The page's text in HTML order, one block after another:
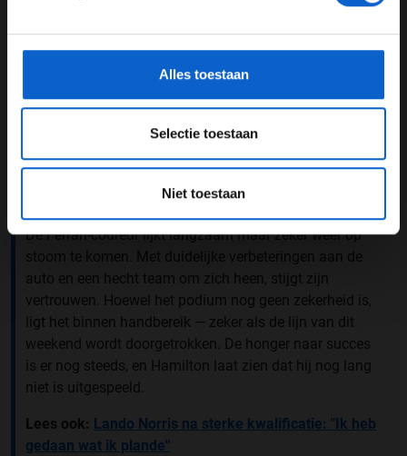
Alles toestaan
Selectie toestaan
Niet toestaan
Langzaam op stoom
De Ferrari-coureur lijkt langzaam maar zeker weer op
stoom te komen. Met duidelijke verbeteringen aan de
auto en een hecht team om zich heen, stijgt zijn
vertrouwen. Hoewel het podium nog geen zekerheid is,
ligt het binnen handbereik — zeker als de lijn van dit
weekend wordt doorgetrokken. De honger naar succes
is er nog steeds, en Hamilton laat zien dat hij nog lang
niet is uitgespeeld.
Lees ook: Lando Norris na sterke kwalificatie: "Ik heb
gedaan wat ik plande"
voor meer informatie over
gegevensgebruik en -bescherming.